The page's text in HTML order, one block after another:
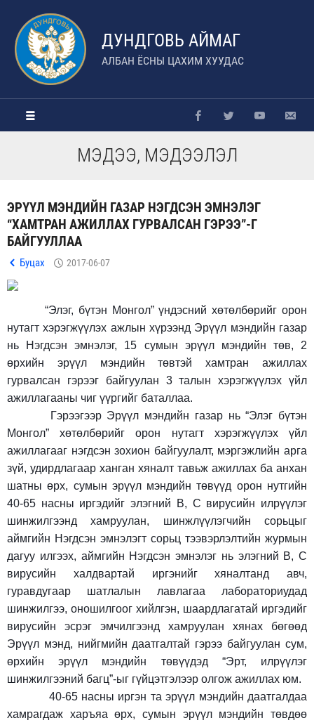
ДУНДГОВЬ АЙМАГ
АЛБАН ЁСНЫ ЦАХИМ ХУУДАС
МЭДЭЭ, МЭДЭЭЛЭЛ
ЭРҮҮЛ МЭНДИЙН ГАЗАР НЭГДСЭН ЭМНЭЛЭГ
“ХАМТРАН АЖИЛЛАХ ГУРВАЛСАН ГЭРЭЭ”-Г
БАЙГУУЛЛАА
Буцах 2017-06-07
“Элэг, бүтэн Монгол” үндэсний хөтөлбөрийг орон
нутагт хэрэгжүүлэх ажлын хүрээнд Эрүүл мэндийн газар
нь Нэгдсэн эмнэлэг, 15 сумын эрүүл мэндийн төв, 2
өрхийн эрүүл мэндийн төвтэй хамтран ажиллах
гурвалсан гэрээг байгуулан 3 талын хэрэгжүүлэх үйл
ажиллагааны чиг үүргийг баталлаа.
Гэрээгээр Эрүүл мэндийн газар нь “Элэг бүтэн
Монгол” хөтөлбөрийг орон нутагт хэрэгжүүлэх үйл
ажиллагааг нэгдсэн зохион байгуулалт, мэргэжлийн арга
зүй, удирдлагаар ханган хяналт тавьж ажиллах ба анхан
шатны өрх, сумын эрүүл мэндийн төвүүд орон нутгийн
40-65 насны иргэдийг элэгний В, С вирусийн илрүүлэг
шинжилгээнд хамруулан, шинжлүүлэгчийн сорьцыг
аймгийн Нэгдсэн эмнэлэгт сорьц тээвэрлэлтийн журмын
дагуу илгээх, аймгийн Нэгдсэн эмнэлэг нь элэгний В, С
вирусийн халдвартай иргэнийг хяналтанд авч,
гуравдугаар шатлалын лавлагаа лабораториудад
шинжилгээ, оношилгоог хийлгэн, шаардлагатай иргэдийг
вирусийн эсрэг эмчилгээнд хамруулан хянах бөгөөд
Эрүүл мэнд, нийгмийн даатгалтай гэрээ байгуулан сум,
өрхийн эрүүл мэндийн төвүүдэд “Эрт, илрүүлэг
шинжилгээний багц”-ыг гүйцэтгэлээр олгож ажиллах юм.
40-65 насны иргэн та эрүүл мэндийн даатгалдаа
хамрагдаж харъяа өрх, сумын эрүүл мэндийн төвдөө